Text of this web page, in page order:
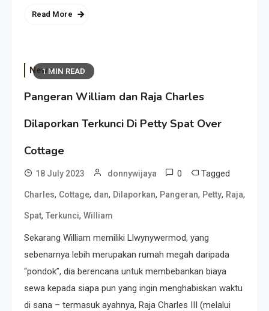
Read More
1 MIN READ
News
Pangeran William dan Raja Charles
Dilaporkan Terkunci Di Petty Spat Over
Cottage
18 July 2023 donnywijaya 0 Tagged
Charles, Cottage, dan, Dilaporkan, Pangeran, Petty, Raja,
Spat, Terkunci, William
Sekarang William memiliki Llwynywermod, yang
sebenarnya lebih merupakan rumah megah daripada
“pondok”, dia berencana untuk membebankan biaya
sewa kepada siapa pun yang ingin menghabiskan waktu
di sana – termasuk ayahnya, Raja Charles III (melalui